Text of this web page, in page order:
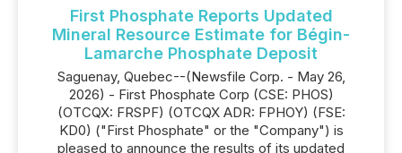
First Phosphate Reports Updated
Mineral Resource Estimate for Bégin-
Lamarche Phosphate Deposit
Saguenay, Quebec--(Newsfile Corp. - May 26,
2026) - First Phosphate Corp (CSE: PHOS)
(OTCQX: FRSPF) (OTCQX ADR: FPHOY) (FSE:
KD0) ("First Phosphate" or the "Company") is
pleased to announce the results of its updated